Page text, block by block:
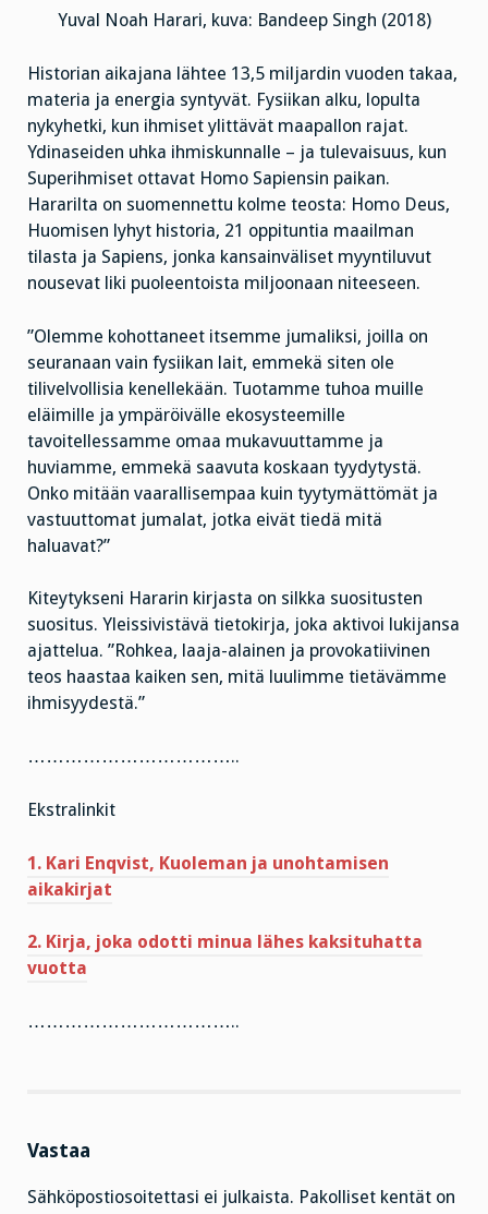
Yuval Noah Harari, kuva: Bandeep Singh (2018)
Historian aikajana lähtee 13,5 miljardin vuoden takaa,
materia ja energia syntyvät. Fysiikan alku, lopulta
nykyhetki, kun ihmiset ylittävät maapallon rajat.
Ydinaseiden uhka ihmiskunnalle – ja tulevaisuus, kun
Superihmiset ottavat Homo Sapiensin paikan.
Hararilta on suomennettu kolme teosta: Homo Deus,
Huomisen lyhyt historia, 21 oppituntia maailman
tilasta ja Sapiens, jonka kansainväliset myyntiluvut
nousevat liki puoleentoista miljoonaan niteeseen.
”Olemme kohottaneet itsemme jumaliksi, joilla on
seuranaan vain fysiikan lait, emmekä siten ole
tilivelvollisia kenellekään. Tuotamme tuhoa muille
eläimille ja ympäröivälle ekosysteemille
tavoitellessamme omaa mukavuuttamme ja
huviamme, emmekä saavuta koskaan tyydytystä.
Onko mitään vaarallisempaa kuin tyytymättömät ja
vastuuttomat jumalat, jotka eivät tiedä mitä
haluavat?”
Kiteytykseni Hararin kirjasta on silkka suositusten
suositus. Yleissivistävä tietokirja, joka aktivoi lukijansa
ajattelua. ”Rohkea, laaja-alainen ja provokatiivinen
teos haastaa kaiken sen, mitä luulimme tietävämme
ihmisyydestä.”
……………………………..
Ekstralinkit
1. Kari Enqvist, Kuoleman ja unohtamisen
aikakirjat
2. Kirja, joka odotti minua lähes kaksituhatta
vuotta
……………………………..
Vastaa
Sähköpostiosoitettasi ei julkaista. Pakolliset kentät on